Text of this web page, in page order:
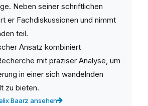
Neben seiner schriftlichen
er Fachdiskussionen und nimmt
teil.
Ansatz kombiniert
mit präziser Analyse, um
in einer sich wandelnden
zu bieten.
Baarz ansehen